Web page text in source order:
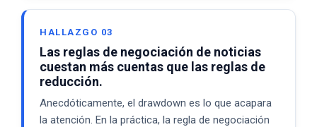
HALLAZGO 03
Las reglas de negociación de noticias
cuestan más cuentas que las reglas de
reducción.
Anecdóticamente, el drawdown es lo que acapara
la atención. En la práctica, la regla de negociación